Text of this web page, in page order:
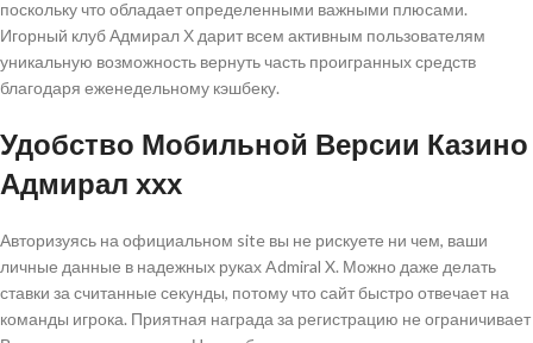
поскольку что обладает определенными важными плюсами.
Игорный клуб Адмирал Х дарит всем активным пользователям
уникальную возможность вернуть часть проигранных средств
благодаря еженедельному кэшбеку.
Удобство Мобильной Версии Казино
Адмирал ххх
Авторизуясь на официальном site вы не рискуете ни чем, ваши
личные данные в надежных руках Admiral X. Можно даже делать
ставки за считанные секунды, потому что сайт быстро отвечает на
команды игрока. Приятная награда за регистрацию не ограничивает